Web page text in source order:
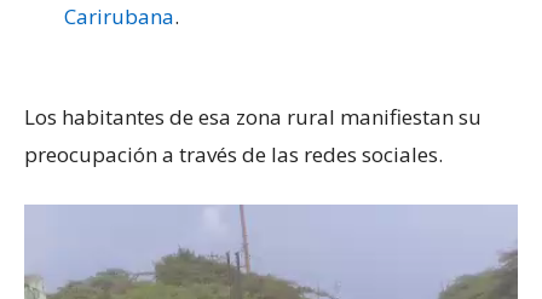
Carirubana.
Los habitantes de esa zona rural manifiestan su
preocupación a través de las redes sociales.